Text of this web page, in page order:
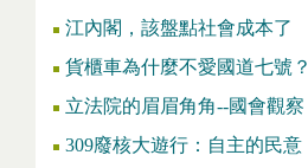
江內閣，該盤點社會成本了
貨櫃車為什麼不愛國道七號？
立法院的眉眉角角--國會觀察
309廢核大遊行：自主的民意